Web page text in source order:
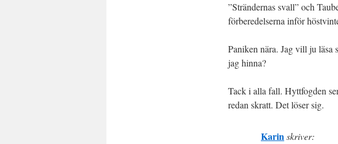
”Strändernas svall” och
förberedelserna inför
Paniken nära. Jag vill ju läsa
jag hinna?
Tack i alla fall. Hyttfogden
redan skratt. Det löser sig.
Karinskriver: